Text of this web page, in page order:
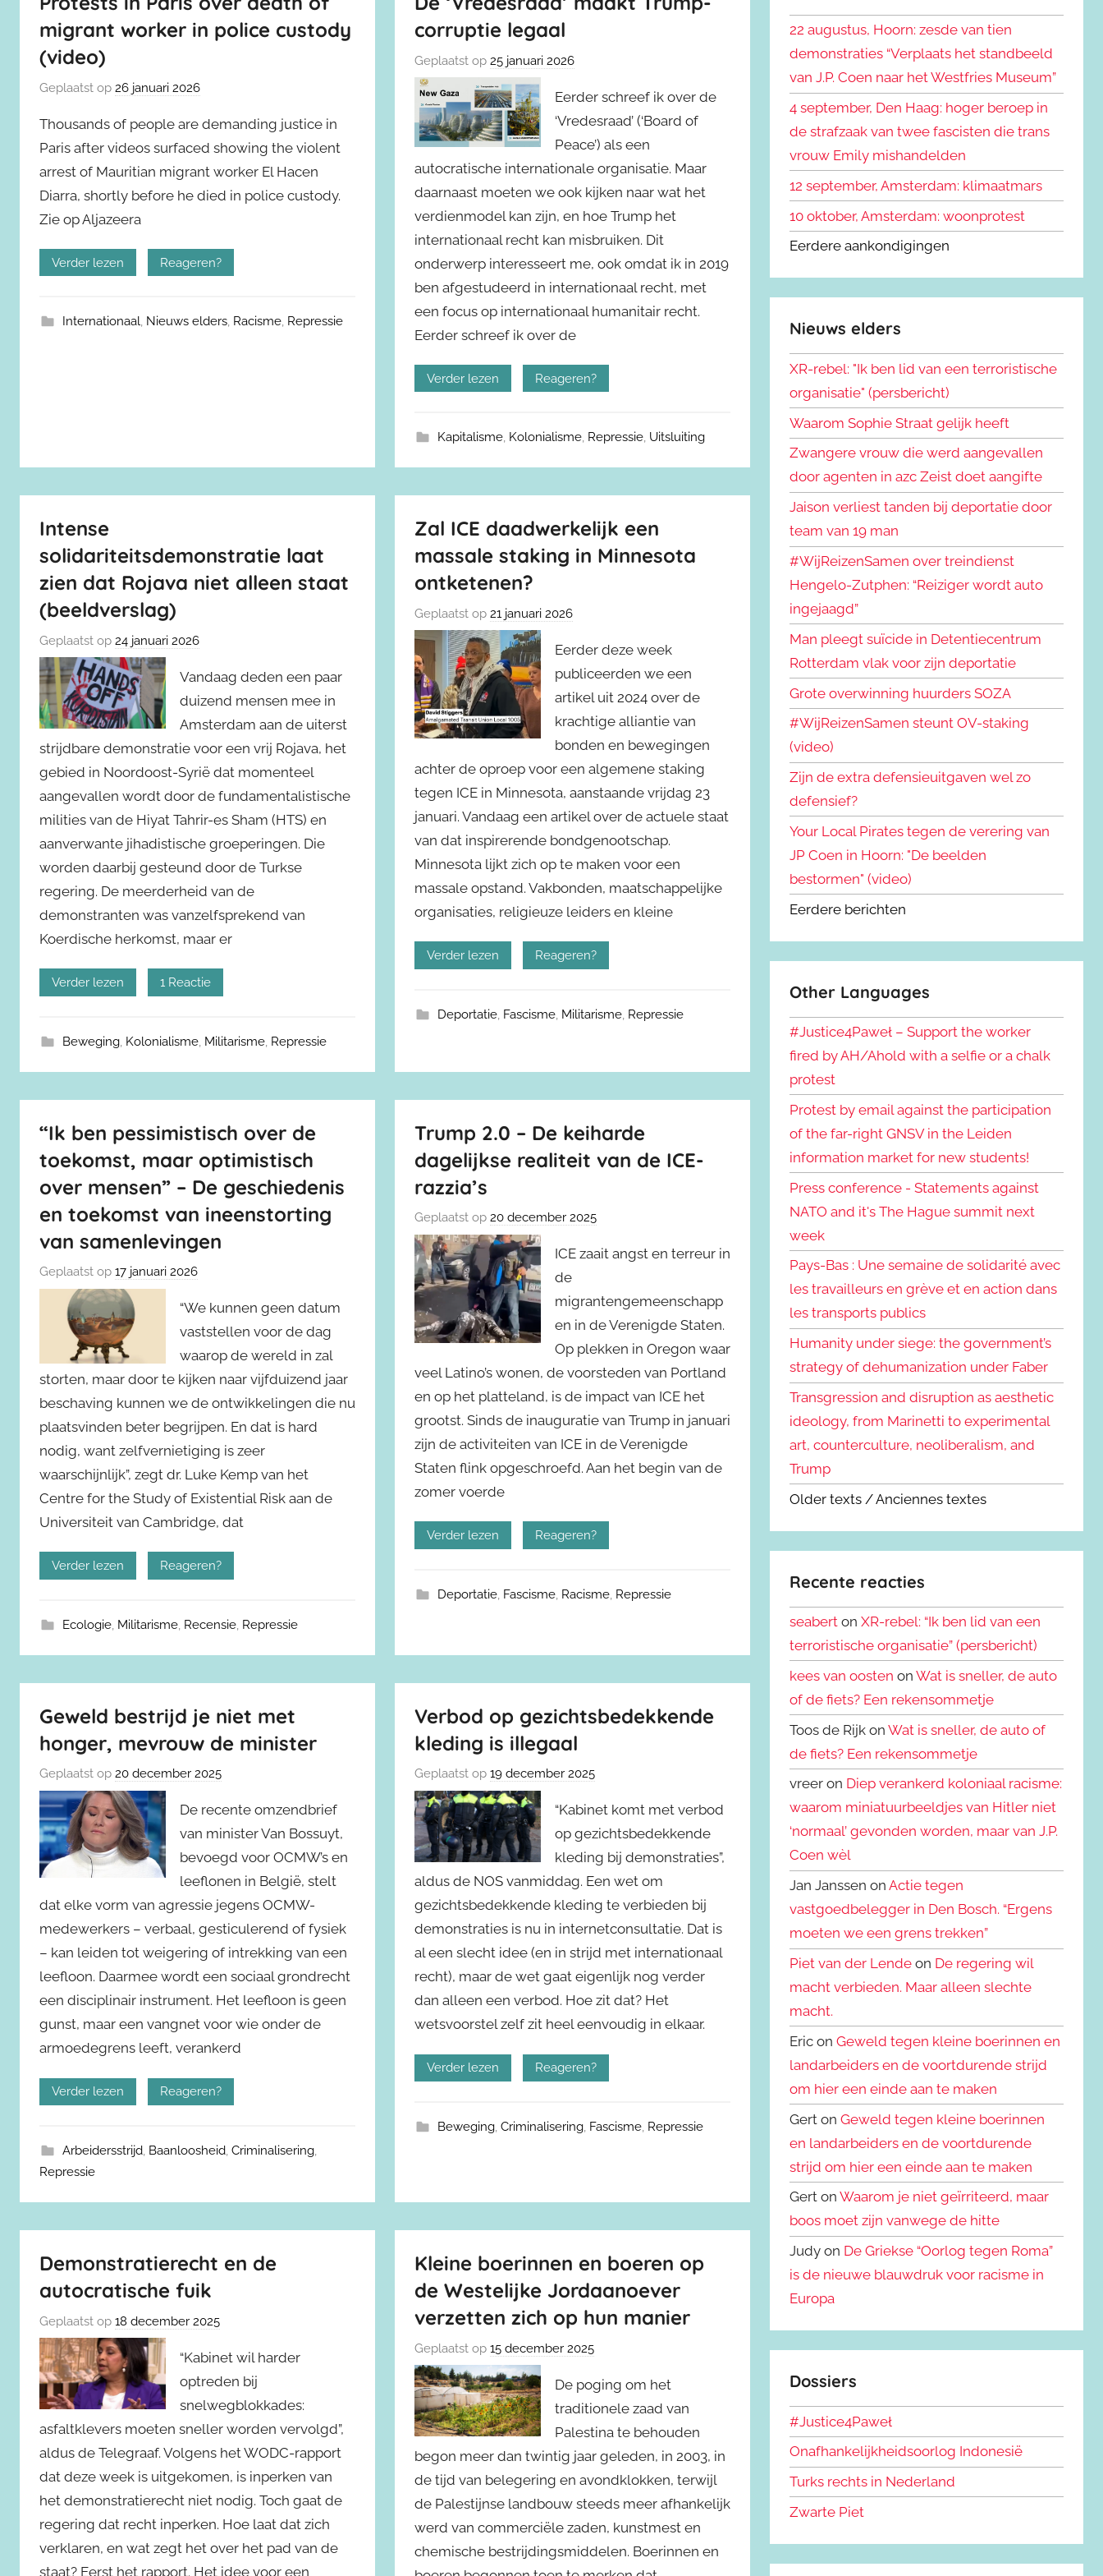
migrant worker in police custody
(video)
Geplaatst op 26 januari 2026
Thousands of people are demanding justice in
Paris after videos surfaced showing the violent
arrest of Mauritian migrant worker El Hacen
Diarra, shortly before he died in police custody.
Zie op Aljazeera
Verder lezen Reageren?
Internationaal, Nieuws elders, Racisme, Repressie
corruptie legaal
Geplaatst op25 januari 2026
Eerder schreef ik over de
‘Vredesraad’ (‘Board of
Peace’) als een
autocratische internationale organisatie. Maar
daarnaast moeten we ook kijken naar wat het
verdienmodel kan zijn, en hoe Trump het
internationaal recht kan misbruiken. Dit
onderwerp interesseert me, ook omdat ik in 2019
ben afgestudeerd in internationaal recht, met
een focus op internationaal humanitair recht.
Eerder schreef ik over de
Verder lezen Reageren?
Kapitalisme, Kolonialisme, Repressie, Uitsluiting
Intense
solidariteitsdemonstratie laat
zien dat Rojava niet alleen staat
(beeldverslag)
Geplaatst op 24 januari 2026
Vandaag deden een paar
duizend mensen mee in
Amsterdam aan de uiterst
strijdbare demonstratie voor een vrij Rojava, het
gebied in Noordoost-Syrië dat momenteel
aangevallen wordt door de fundamentalistische
milities van de Hiyat Tahrir-es Sham (HTS) en
aanverwante jihadistische groeperingen. Die
worden daarbij gesteund door de Turkse
regering. De meerderheid van de
demonstranten was vanzelfsprekend van
Koerdische herkomst, maar er
Verder lezen 1 Reactie
Beweging, Kolonialisme, Militarisme, Repressie
Zal ICE daadwerkelijk een
massale staking in Minnesota
ontketenen?
Geplaatst op21 januari 2026
Eerder deze week
publiceerden we een
artikel uit 2024 over de
krachtige alliantie van
bonden en bewegingen
achter de oproep voor een algemene staking
tegen ICE in Minnesota, aanstaande vrijdag 23
januari. Vandaag een artikel over de actuele staat
van dat inspirerende bondgenootschap.
Minnesota lijkt zich op te maken voor een
massale opstand. Vakbonden, maatschappelijke
organisaties, religieuze leiders en kleine
Verder lezen Reageren?
Deportatie, Fascisme, Militarisme, Repressie
“Ik ben pessimistisch over de
toekomst, maar optimistisch
over mensen” – De geschiedenis
en toekomst van ineenstorting
van samenlevingen
Geplaatst op 17 januari 2026
“We kunnen geen datum
vaststellen voor de dag
waarop de wereld in zal
storten, maar door te kijken naar vijfduizend jaar
beschaving kunnen we de ontwikkelingen die nu
plaatsvinden beter begrijpen. En dat is hard
nodig, want zelfvernietiging is zeer
waarschijnlijk”, zegt dr. Luke Kemp van het
Centre for the Study of Existential Risk aan de
Universiteit van Cambridge, dat
Verder lezen Reageren?
Ecologie, Militarisme, Recensie, Repressie
Trump 2.0 – De keiharde
dagelijkse realiteit van de ICE-
razzia’s
Geplaatst op20 december 2025
ICE zaait angst en terreur in
de
migrantengemeenschapp
en in de Verenigde Staten.
Op plekken in Oregon waar
veel Latino’s wonen, de voorsteden van Portland
en op het platteland, is de impact van ICE het
grootst. Sinds de inauguratie van Trump in januari
zijn de activiteiten van ICE in de Verenigde
Staten flink opgeschroefd. Aan het begin van de
zomer voerde
Verder lezen Reageren?
Deportatie, Fascisme, Racisme, Repressie
Geweld bestrijd je niet met
honger, mevrouw de minister
Geplaatst op 20 december 2025
De recente omzendbrief
van minister Van Bossuyt,
bevoegd voor OCMW’s en
leeflonen in België, stelt
dat elke vorm van agressie jegens OCMW-
medewerkers – verbaal, gesticulerend of fysiek
– kan leiden tot weigering of intrekking van een
leefloon. Daarmee wordt een sociaal grondrecht
een disciplinair instrument. Het leefloon is geen
gunst, maar een vangnet voor wie onder de
armoedegrens leeft, verankerd
Verder lezen Reageren?
Arbeidersstrijd, Baanloosheid, Criminalisering,
Repressie
Verbod op gezichtsbedekkende
kleding is illegaal
Geplaatst op19 december 2025
“Kabinet komt met verbod
op gezichtsbedekkende
kleding bij demonstraties”,
aldus de NOS vanmiddag. Een wet om
gezichtsbedekkende kleding te verbieden bij
demonstraties is nu in internetconsultatie. Dat is
al een slecht idee (en in strijd met internationaal
recht), maar de wet gaat eigenlijk nog verder
dan alleen een verbod. Hoe zit dat? Het
wetsvoorstel zelf zit heel eenvoudig in elkaar.
Verder lezen Reageren?
Beweging, Criminalisering, Fascisme, Repressie
Demonstratierecht en de
autocratische fuik
Geplaatst op 18 december 2025
“Kabinet wil harder
optreden bij
snelwegblokkades:
asfaltklevers moeten sneller worden vervolgd”,
aldus de Telegraaf. Volgens het WODC-rapport
dat deze week is uitgekomen, is inperken van
het demonstratierecht niet nodig. Toch gaat de
regering dat recht inperken. Hoe laat dat zich
verklaren, en wat zegt het over het pad van de
staat? Eerst het rapport. Het idee voor een
Kleine boerinnen en boeren op
de Westelijke Jordaanoever
verzetten zich op hun manier
Geplaatst op15 december 2025
De poging om het
traditionele zaad van
Palestina te behouden
begon meer dan twintig jaar geleden, in 2003, in
de tijd van belegering en avondklokken, terwijl
de Palestijnse landbouw steeds meer afhankelijk
werd van commerciële zaden, kunstmest en
chemische bestrijdingsmiddelen. Boerinnen en
n
a
a
r
:
n
22 augustus, Hoorn: zesde van tien
demonstraties “Verplaats het standbeeld
van J.P. Coen naar het Westfries Museum”
4 september, Den Haag: hoger beroep in
de strafzaak van twee fascisten die trans
vrouw Emily mishandelden
12 september, Amsterdam: klimaatmars
10 oktober, Amsterdam: woonprotest
Eerdere aankondigingen
Nieuws elders
XR-rebel: "Ik ben lid van een terroristische
organisatie" (persbericht)
Waarom Sophie Straat gelijk heeft
Zwangere vrouw die werd aangevallen
door agenten in azc Zeist doet aangifte
Jaison verliest tanden bij deportatie door
team van 19 man
#WijReizenSamen over treindienst
Hengelo-Zutphen: “Reiziger wordt auto
ingejaagd”
Man pleegt suïcide in Detentiecentrum
Rotterdam vlak voor zijn deportatie
Grote overwinning huurders SOZA
#WijReizenSamen steunt OV-staking
(video)
Zijn de extra defensieuitgaven wel zo
defensief?
Your Local Pirates tegen de verering van
JP Coen in Hoorn: "De beelden
bestormen" (video)
Eerdere berichten
Other Languages
#Justice4Paweł – Support the worker
fired by AH/Ahold with a selfie or a chalk
protest
Protest by email against the participation
of the far-right GNSV in the Leiden
information market for new students!
Press conference - Statements against
NATO and it's The Hague summit next
week
Pays-Bas : Une semaine de solidarité avec
les travailleurs en grève et en action dans
les transports publics
Humanity under siege: the government’s
strategy of dehumanization under Faber
Transgression and disruption as aesthetic
ideology, from Marinetti to experimental
art, counterculture, neoliberalism, and
Trump
Older texts / Anciennes textes
Recente reacties
seabert onXR-rebel: “Ik ben lid van een
terroristische organisatie” (persbericht)
kees van oosten onWat is sneller, de auto
of de fiets? Een rekensommetje
Toos de Rijk onWat is sneller, de auto of
de fiets? Een rekensommetje
vreer on Diep verankerd koloniaal racisme:
waarom miniatuurbeeldjes van Hitler niet
‘normaal’ gevonden worden, maar van J.P.
Coen wèl
Jan Janssen onActie tegen
vastgoedbelegger in Den Bosch. “Ergens
moeten we een grens trekken”
Piet van der Lende on De regering wil
macht verbieden. Maar alleen slechte
macht.
Eric onGeweld tegen kleine boerinnen en
landarbeiders en de voortdurende strijd
om hier een einde aan te maken
Gert onGeweld tegen kleine boerinnen
en landarbeiders en de voortdurende
strijd om hier een einde aan te maken
Gert onWaarom je niet geïrriteerd, maar
boos moet zijn vanwege de hitte
Judy on De Griekse “Oorlog tegen Roma”
is de nieuwe blauwdruk voor racisme in
Europa
Dossiers
#Justice4Paweł
Onafhankelijkheidsoorlog Indonesië
Turks rechts in Nederland
Zwarte Piet